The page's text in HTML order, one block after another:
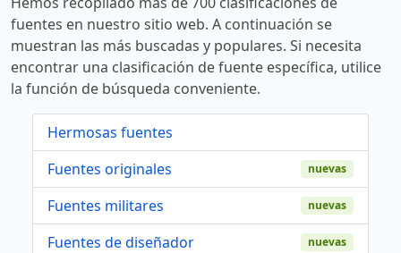
fuentes en nuestro sitio web. A continuación se
muestran las más buscadas y populares. Si necesita
encontrar una clasificación de fuente específica, utilice
la función de búsqueda conveniente.
Hermosas fuentes
Fuentes originales
nuevas
Fuentes militares nuevas
Fuentes de diseñador nuevas